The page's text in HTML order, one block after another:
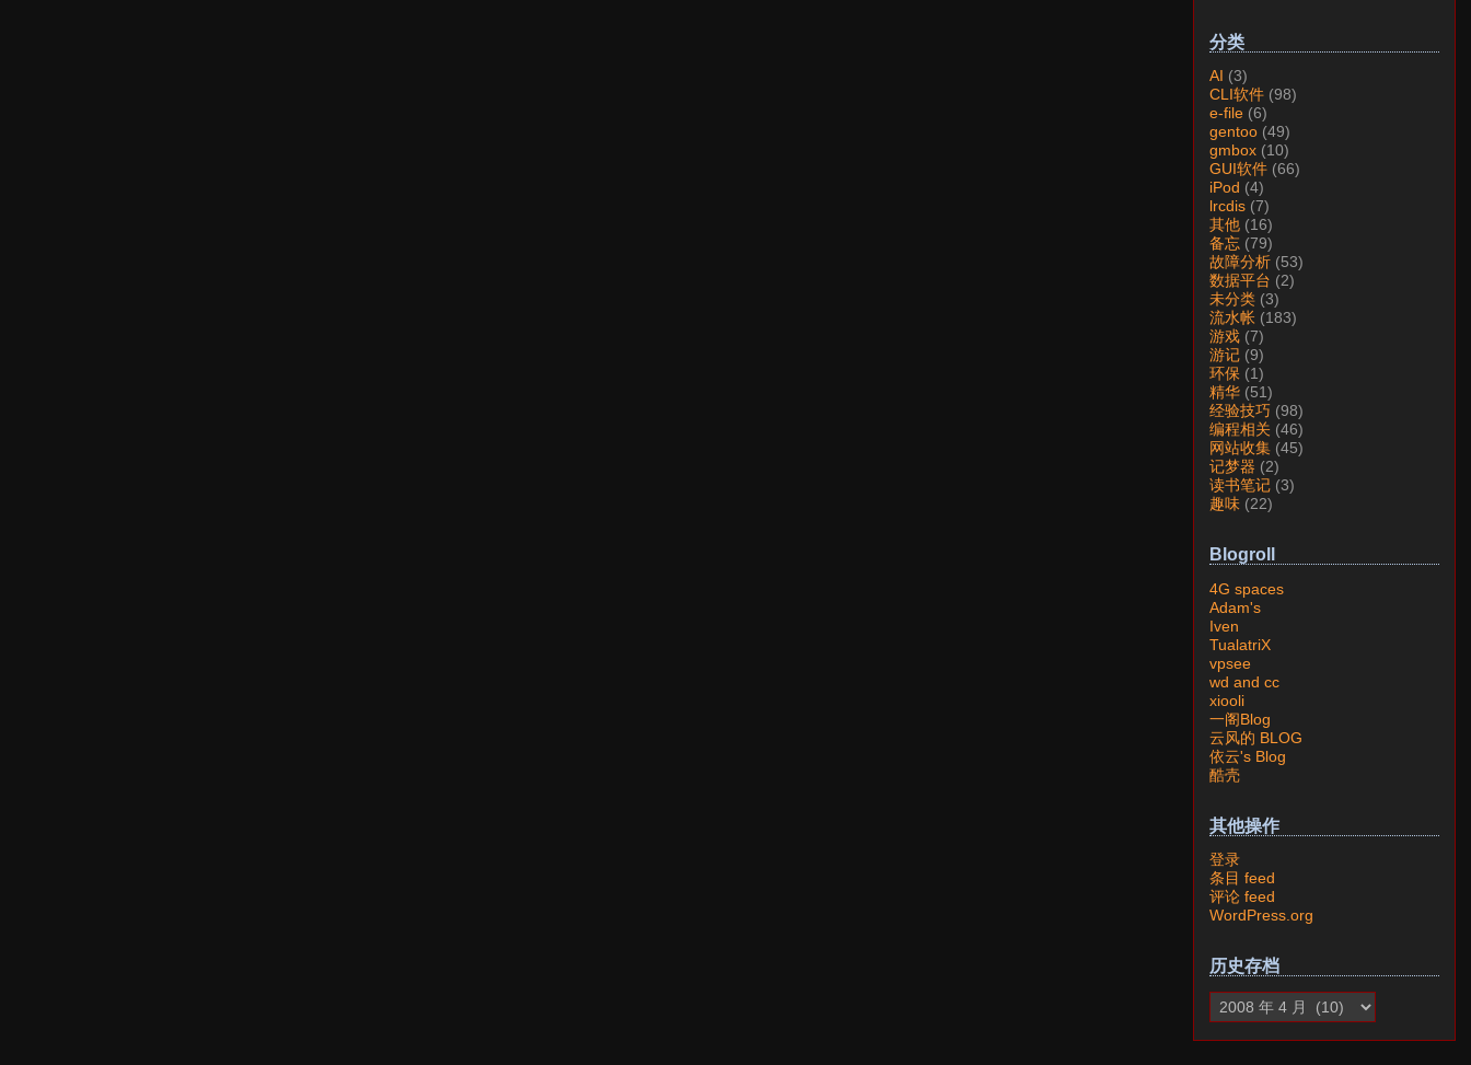
分类
AI (3)
CLI软件 (98)
e-file (6)
gentoo (49)
gmbox (10)
GUI软件 (66)
iPod (4)
lrcdis (7)
其他 (16)
备忘 (79)
故障分析 (53)
数据平台 (2)
未分类 (3)
流水帐 (183)
游戏 (7)
游记 (9)
环保 (1)
精华 (51)
经验技巧 (98)
编程相关 (46)
网站收集 (45)
记梦器 (2)
读书笔记 (3)
趣味 (22)
Blogroll
4G spaces
Adam's
Iven
TualatriX
vpsee
wd and cc
xiooli
一阁Blog
云风的 BLOG
依云's Blog
酷壳
其他操作
登录
条目 feed
评论 feed
WordPress.org
历史存档